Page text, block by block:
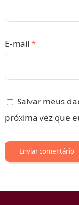
E-mail *
Salvar meus
próxima vez que